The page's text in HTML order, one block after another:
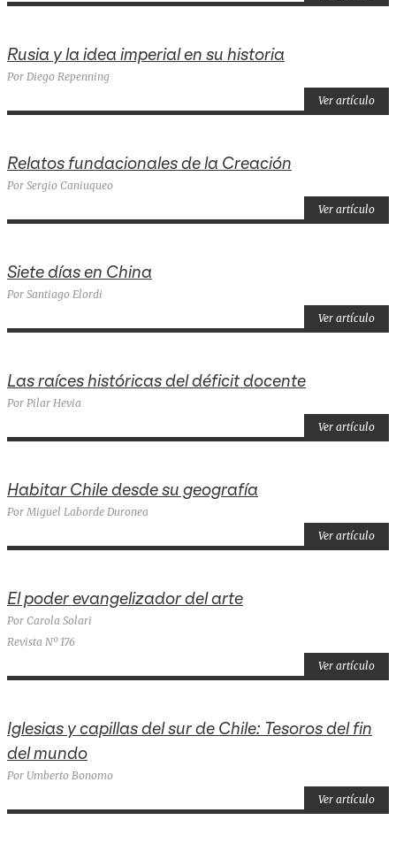
Rusia y la idea imperial en su historia
Por Diego Repenning
Ver artículo
Relatos fundacionales de la Creación
Por Sergio Caniuqueo
Ver artículo
Siete días en China
Por Santiago Elordi
Ver artículo
Las raíces históricas del déficit docente
Por Pilar Hevia
Ver artículo
Habitar Chile desde su geografía
Por Miguel Laborde Duronea
Ver artículo
El poder evangelizador del arte
Por Carola Solari
Revista Nº 176
Ver artículo
Iglesias y capillas del sur de Chile: Tesoros del fin
del mundo
Por Umberto Bonomo
Ver artículo